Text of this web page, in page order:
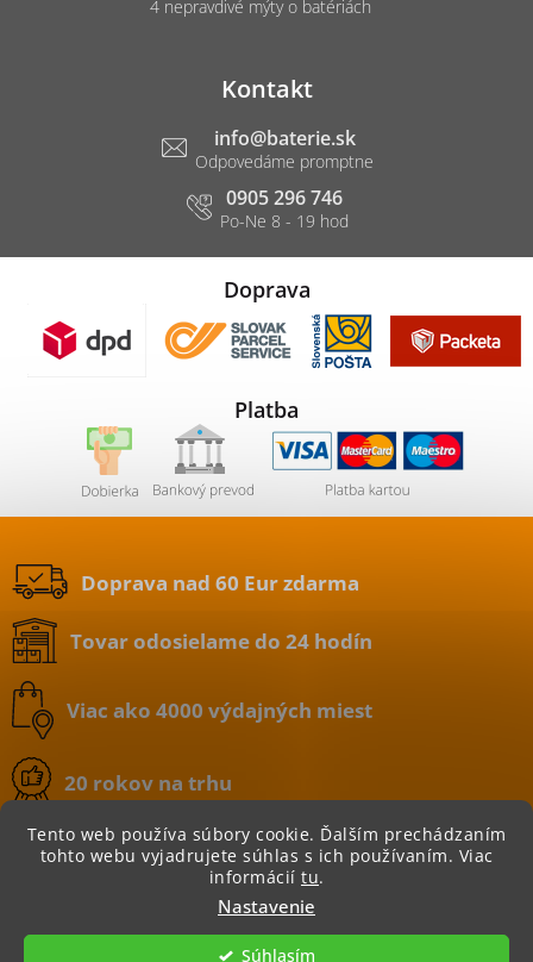
Tento web používa súbory cookie. Ďalším prechádzaním
tohto webu vyjadrujete súhlas s ich používaním. Viac
informácií tu.
Nastavenie
Súhlasím
4 nepravdivé mýty o batériách
Kontakt
info@baterie.sk
0905 296 746
Doprava
Platba
Doprava nad 60 Eur zdarma
Tovar odosielame do 24 hodín
Viac ako 4000 výdajných miest
20 rokov na trhu
BATERIE.sk | internetový obchod
Všetky práva vyhradené.